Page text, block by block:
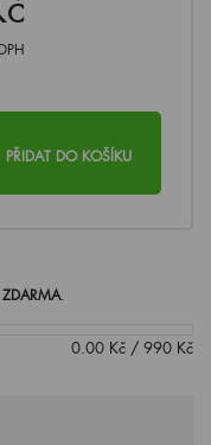
PŘIDAT DO KOŠÍKU
ZDARMA.
0.00 Kč / 990 Kč